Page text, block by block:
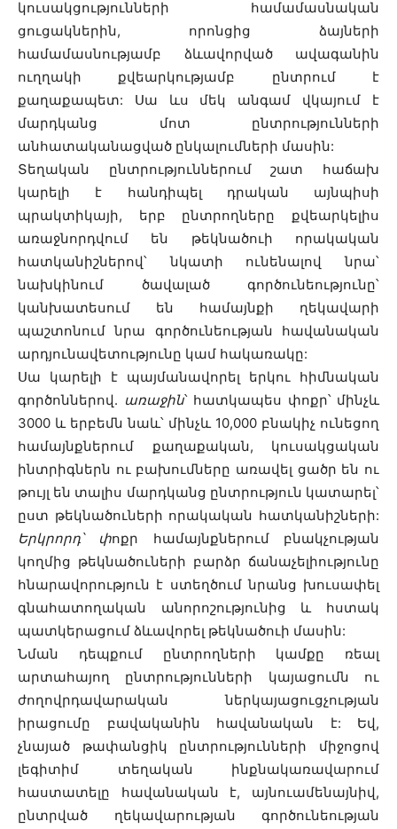
կուսակցությունների համամասնական
ցուցակներին, որոնցից ձայների
համամասնությամբ ձևավորված ավագանին
ուղղակի քվեարկությամբ ընտրում է
քաղաքապետ: Սա ևս մեկ անգամ վկայում է
մարդկանց մոտ ընտրությունների
անհատականացված ընկալումների մասին:
Տեղական ընտրություններում շատ հաճախ
կարելի է հանդիպել դրական այնպիսի
պրակտիկայի, երբ ընտրողները քվեարկելիս
առաջնորդվում են թեկնածուի որակական
հատկանիշներով՝ նկատի ունենալով նրա՝
նախկինում ծավալած գործունեությունը՝
կանխատեսում են համայնքի ղեկավարի
պաշտոնում նրա գործունեության հավանական
արդյունավետությունը կամ հակառակը:
Սա կարելի է պայմանավորել երկու հիմնական
գործոններով. առաջին՝ հատկապես փոքր՝ մինչև
3000 և երբեմն նաև՝ մինչև 10,000 բնակիչ ունեցող
համայնքներում քաղաքական, կուսակցական
ինտրիգներն ու բախումները առավել ցածր են ու
թույլ են տալիս մարդկանց ընտրություն կատարել՝
ըստ թեկնածուների որակական հատկանիշների:
Երկրորդ՝ փոքր համայնքներում բնակչության
կողմից թեկնածուների բարձր ճանաչելիությունը
հնարավորություն է ստեղծում նրանց խուսափել
գնահատողական անորոշությունից և հստակ
պատկերացում ձևավորել թեկնածուի մասին:
Նման դեպքում ընտրողների կամքը ռեալ
արտահայող ընտրությունների կայացումն ու
ժողովրդավարական ներկայացուցչության
իրացումը բավականին հավանական է: Եվ,
չնայած թափանցիկ ընտրությունների միջոցով
լեգիտիմ տեղական ինքնակառավարում
հաստատելը հավանական է, այնուամենայնիվ,
ընտրված ղեկավարության գործունեության